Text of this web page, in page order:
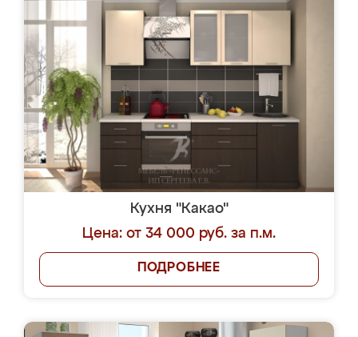
Кухня "Какао"
Цена: от 34 000 руб. за п.м.
ПОДРОБНЕЕ